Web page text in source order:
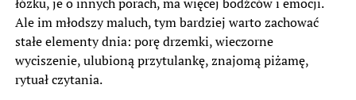
Ale im młodszy maluch, tym bardziej warto zachować
stałe elementy dnia: porę drzemki, wieczorne
wyciszenie, ulubioną przytulankę, znajomą piżamę,
rytuał czytania.